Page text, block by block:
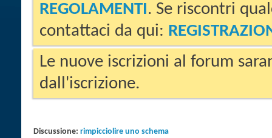
REGOLAMENTI. Se riscontri
contattaci da qui:
Le nuove iscrizioni al forum
dall'iscrizione.
Discussione: rimpicciolire uno schema